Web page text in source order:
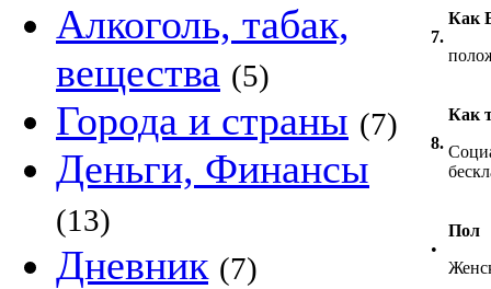
Алкоголь, табак,
вещества (5)
Города и страны (7)
Деньги, Финансы
(13)
Дневник (7)
7.
Как
8.
Как
•
Пол